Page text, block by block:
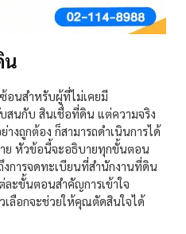
น
อนสำหรับผู้ที่ไม่เคยมี
สนกับ สินเชื่อที่ดิน แต่ความจริง
งถูกต้อง ก็สามารถดำเนินการได้
ย หัวข้อนี้จะอธิบายทุกขั้นตอน
การจดทะเบียนที่สำนักงานที่ดิน
ะขั้นตอนสำคัญการเข้าใจ
ลือกจะช่วยให้คุณตัดสินใจได้